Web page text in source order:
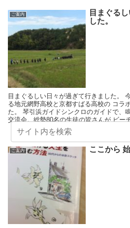
ご案内
目まぐる
した。
目まぐるしい日々が過ぎて行きました。
る地元網野高校と京都すばる高校の コラ
た。 琴引浜ガイドシンクロのガイドで、
交流会。総勢80名の生徒の皆さんが ビー
ご案内 ここから